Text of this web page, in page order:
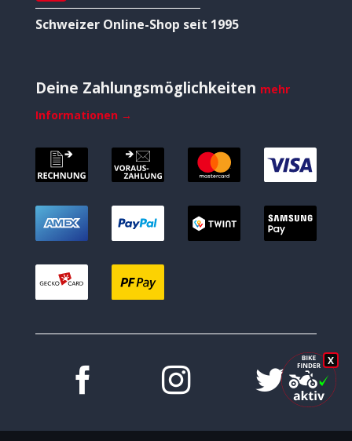
X
Schweizer Online-Shop seit 1995
Deine Zahlungsmöglichkeiten mehr
Informationen →